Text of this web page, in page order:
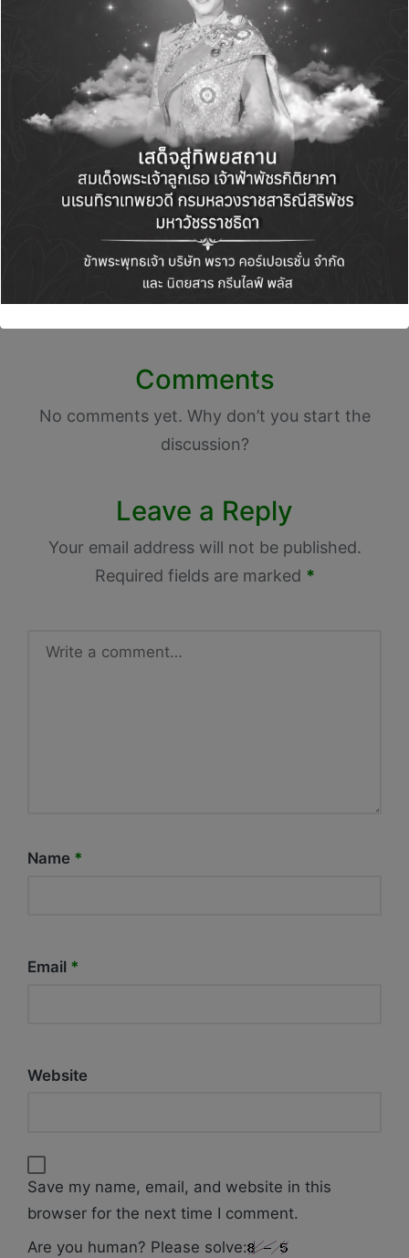
Green Life+
View All Posts
Post
navigation
PREVIOUS POST
มาสด้าผู้นำแห่ง
เทคโนโลยีคว้า 6 รางวัล
รถยอดเยี่ยมแห่งปีCar
of the Year 2022
NEXT POST
depa ผนึกกำลัง เซฟที
ทราเวล เปิดตัว
แพลตฟอร์ม “SafeT
Travel”National
Platform ด้านการท่อง
เที่ยว กู้วิกฤตเศรษฐกิจ
ไทย
Comments
No comments yet. Why don’t you start the
discussion?
Leave a Reply
Your email address will not be published.
Required fields are marked *
Name *
Email *
Website
Save my name, email, and website in this
browser for the next time I comment.
Are you human? Please solve: